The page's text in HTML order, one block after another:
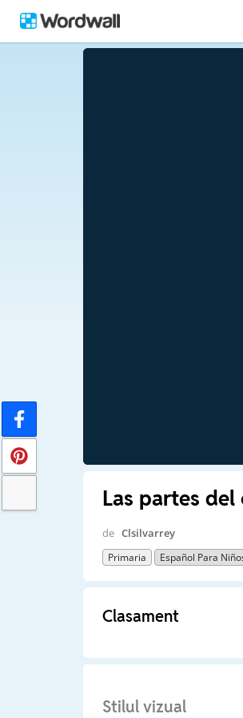
Las partes del
de Clsilvarrey
Primaria Español Para
Clasament
Stilul vizual